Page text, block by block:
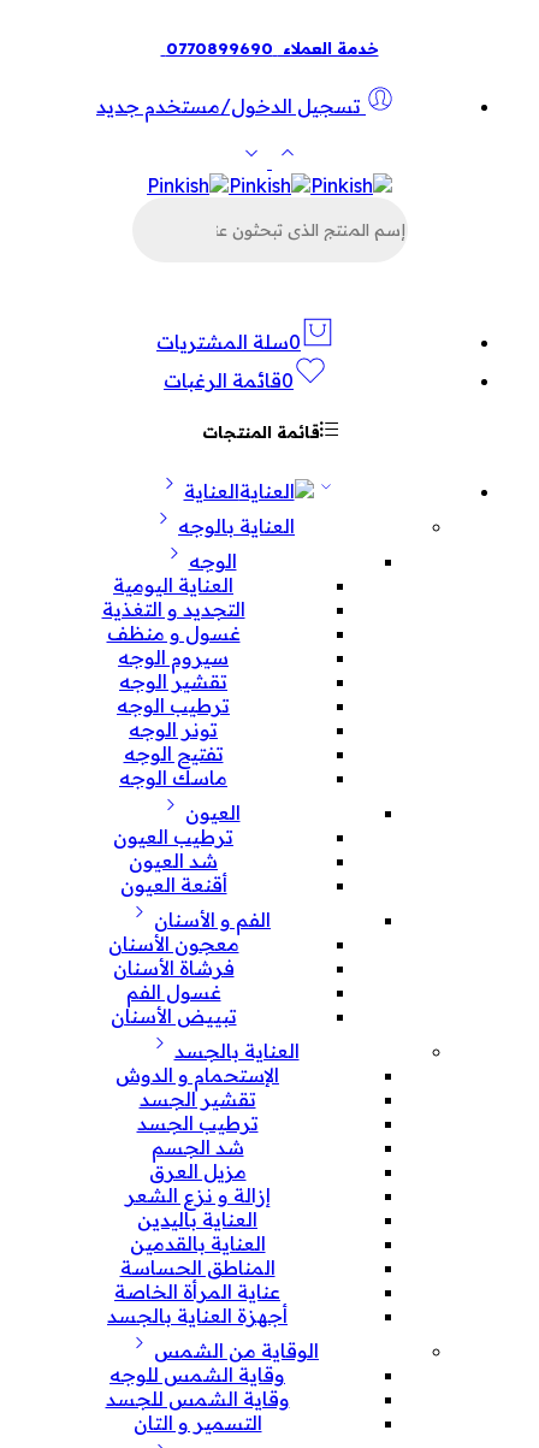
خدمة العملاء 0770899690
تسجيل الدخول/مستخدم جديد
عن
0سلة المشتريات
0قائمة الرغبات
قائمة المنتجات
العناية
العناية بالوجه
الوجه
العناية اليومية
التجديد و التغذية
غسول و منظف
سيروم الوجه
تقشير الوجه
ترطيب الوجه
تونر الوجه
تفتيح الوجه
ماسك الوجه
العيون
ترطيب العيون
شد العيون
أقنعة العيون
الفم و الأسنان
معجون الأسنان
فرشاة الأسنان
غسول الفم
تبييض الأسنان
العناية بالجسد
الإستحمام و الدوش
تقشير الجسد
ترطيب الجسد
شد الجسم
مزيل العرق
إزالة و نزع الشعر
العناية باليدين
العناية بالقدمين
المناطق الحساسة
عناية المرأة الخاصة
أجهزة العناية بالجسد
الوقاية من الشمس
وقاية الشمس للوجه
وقاية الشمس للجسد
التسمير و التان